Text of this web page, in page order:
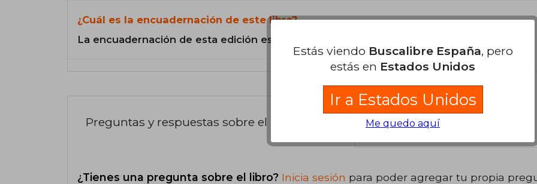
¿Cuál es la encuadernación de este libro?
La encuadernación de esta edición es Tapa Blanda.
Preguntas y respuestas sobre el libro
¿Tienes una pregunta sobre el libro? Inicia sesión para poder agregar tu propia
Estás viendo Buscalibre España, pero
estás en Estados Unidos
Ir a Estados Unidos
Me quedo aquí